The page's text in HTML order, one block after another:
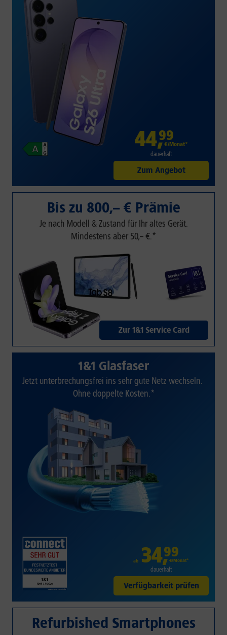
44,99
€/Monat*
dauerhaft
Zum Angebot
Bis zu 800,– € Prämie
Je nach Modell & Zustand für Ihr altes Gerät.
Mindestens aber 50,– €.*
Zur 1&1 Service Card
1&1 Glasfaser
Jetzt unterbrechungsfrei ins sehr gute Netz wechseln.
Ohne doppelte Kosten.*
ab 34,99
€/Monat*
dauerhaft
Verfügbarkeit prüfen
Refurbished Smartphones